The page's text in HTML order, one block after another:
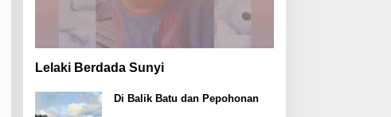
Lelaki Berdada Sunyi
Di Balik Batu dan Pepohonan